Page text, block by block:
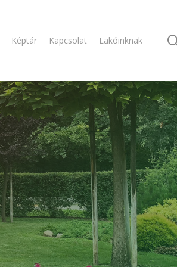
Képtár Kapcsolat Lakóinknak